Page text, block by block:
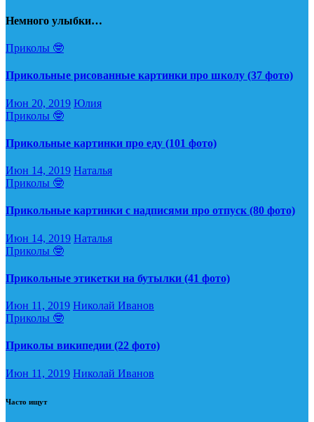
Немного улыбки…
Приколы 🤓
Прикольные рисованные картинки про школу (37 фото)
Июн 20, 2019 Юлия
Приколы 🤓
Прикольные картинки про еду (101 фото)
Июн 14, 2019 Наталья
Приколы 🤓
Прикольные картинки с надписями про отпуск (80 фото)
Июн 14, 2019 Наталья
Приколы 🤓
Прикольные этикетки на бутылки (41 фото)
Июн 11, 2019 Николай Иванов
Приколы 🤓
Приколы википедии (22 фото)
Июн 11, 2019 Николай Иванов
Часто ищут